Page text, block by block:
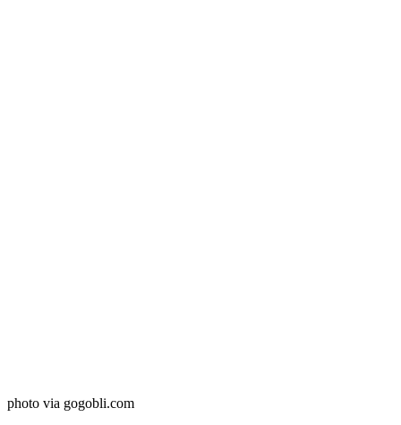
photo via gogobli.com